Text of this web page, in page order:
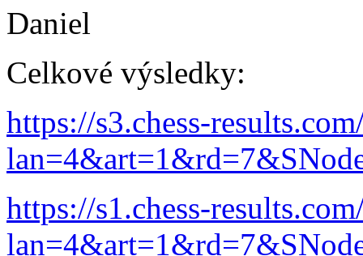
Celkové výsledky:
https://s3.chess-
https://s1.chess-